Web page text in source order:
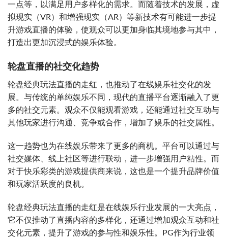
一点等，以满足用户多样化的需求。而随着技术的发展，虚
拟现实（VR）和增强现实（AR）等新技术有可能进一步提
升游戏直播的体验，使观众可以更加身临其境地参与其中，
打造出更加沉浸式的娱乐体验。
轮盘直播的社交化趋势
轮盘经典玩法直播的走红，也推动了在线娱乐社交化的发
展。与传统的单纯娱乐不同，现代的直播平台逐渐融入了更
多的社交元素。观众不仅能观看游戏，还能通过社交互动与
其他玩家进行沟通、竞争或合作，增加了娱乐的社交属性。
这一趋势也为在线娱乐带来了更多的商机。平台可以通过与
社交媒体、线上社区等进行联动，进一步增强用户粘性。而
对于快乐彩类的游戏提供商来说，这也是一个提升品牌价值
和玩家活跃度的良机。
轮盘经典玩法直播的走红是在线娱乐行业发展的一大亮点，
它不仅推动了直播内容的多样化，还通过增加观众互动和社
交化元素，提升了游戏的参与性和娱乐性。PG作为行业领